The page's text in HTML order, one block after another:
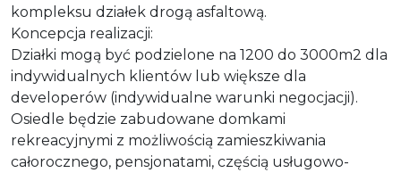
kompleksu działek drogą asfaltową.
Koncepcja realizacji:
Działki mogą być podzielone na 1200 do 3000m2 dla
indywidualnych klientów lub większe dla
developerów (indywidualne warunki negocjacji).
Osiedle będzie zabudowane domkami
rekreacyjnymi z możliwością zamieszkiwania
całorocznego, pensjonatami, częścią usługowo-